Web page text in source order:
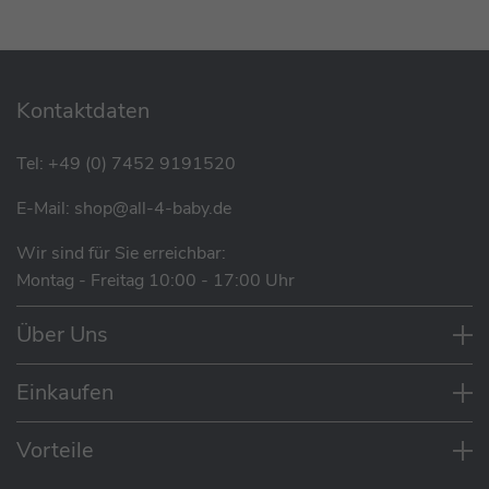
Eigenschaften
Befestigung am Elternbett per Gurtsystem
Bassinett-Einhang für vereinfachtes Hinein-
Joie Roomie Beistellbett
statt 159,95 €
128,09 €
SALE
Kontaktdaten
Tel: +49 (0) 7452 9191520
E-Mail: shop@all-4-baby.de
Wir sind für Sie erreichbar:
Montag - Freitag 10:00 - 17:00 Uhr
Über Uns
Einkaufen
Vorteile